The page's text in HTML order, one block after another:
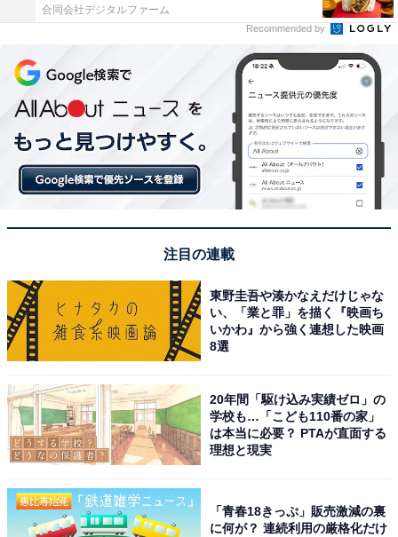
合同会社デジタルファーム
Recommended by
注目の連載
東野圭吾や湊かなえだけじゃな
い、「業と罪」を描く『映画ち
いかわ』から強く連想した映画
8選
20年間「駆け込み実績ゼロ」の
学校も…「こども110番の家」
は本当に必要？ PTAが直面する
理想と現実
「青春18きっぷ」販売激減の裏
に何が？ 連続利用の厳格化だけ